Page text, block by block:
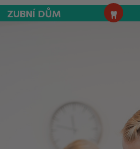
ZUBNÍDŮM